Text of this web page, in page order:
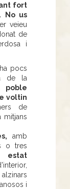
fort
No us
veieu
de
i
pocs
de la
poble
voltin
de
amb
o tres
estat
i